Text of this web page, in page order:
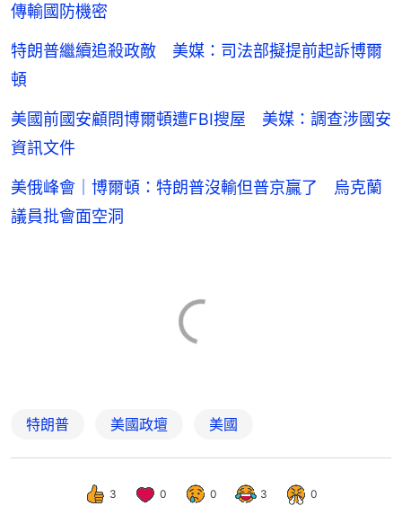
傳輸國防機密
特朗普繼續追殺政敵 美媒：司法部擬提前起訴博爾
頓
美國前國安顧問博爾頓遭FBI搜屋 美媒：調查涉國安
資訊文件
美俄峰會｜博爾頓：特朗普沒輸但普京贏了 烏克蘭
議員批會面空洞
特朗普 美國政壇 美國
3 0 0 3 0